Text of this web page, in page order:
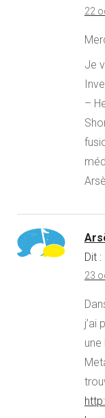
22
Je
–
Dit :
23
j’ai